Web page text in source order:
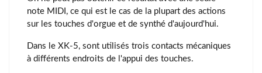
note MIDI, ce qui est le cas de la plupart des actions
sur les touches d'orgue et de synthé d'aujourd'hui.
Dans le XK-5, sont utilisés trois contacts mécaniques
à différents endroits de l'appui des touches.